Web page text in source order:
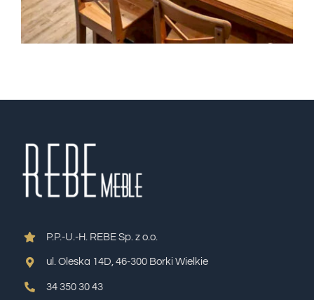
P.P.-U.-H. REBE Sp. z o.o.
ul. Oleska 14D, 46-300 Borki Wielkie
34 350 30 43